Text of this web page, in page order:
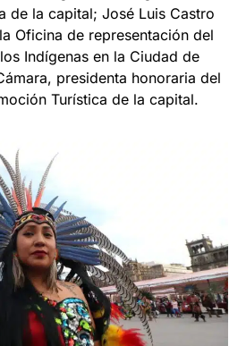
de la capital; José Luis Castro
Oficina de representación del
Indígenas en la Ciudad de
presidenta honoraria del
Turística de la capital.